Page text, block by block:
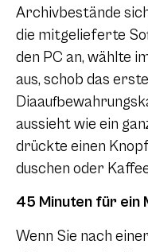
Archivbestände
die mitgelieferte
den PC an, wählte
aus, schob das
aussieht wie ein
drückte einen
duschen oder
45 Minuten für ein
Wenn Sie nach